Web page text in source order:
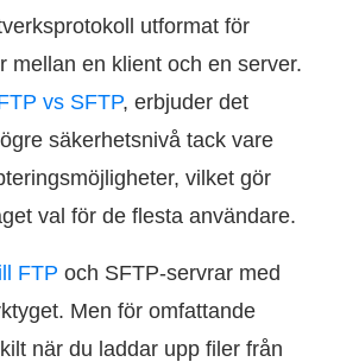
utformat för
mellan en klient och en server.
vs SFTP, erbjuder det
säkerhetsnivå tack vare
vilket gör
val för de flesta användare.
FTP och SFTP-servrar med
Men för omfattande
när du laddar upp filer från